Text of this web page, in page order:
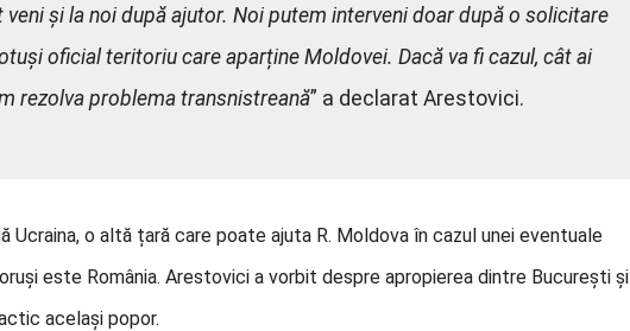
și la noi după ajutor. Noi putem interveni doar după o solicitare
oficial teritoriu care aparține Moldovei. Dacă va fi cazul, cât ai
rezolva problema transnistreană” a declarat Arestovici.
Ucraina, o altă țară care poate ajuta R. Moldova în cazul unei eventuale
este România. Arestovici a vorbit despre apropierea dintre București și
același popor.